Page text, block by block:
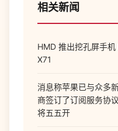
相关新闻
HMD 推出挖孔屏手
X71
消息称苹果已与众多
商签订了订阅服务协
将五五开